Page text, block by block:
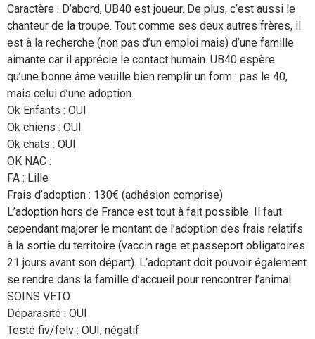
Caractère : D’abord, UB40 est joueur. De plus, c’est aussi le
chanteur de la troupe. Tout comme ses deux autres frères, il
est à la recherche (non pas d’un emploi mais) d’une famille
aimante car il apprécie le contact humain. UB40 espère
qu’une bonne âme veuille bien remplir un form : pas le 40,
mais celui d’une adoption.
Ok Enfants : OUI
Ok chiens : OUI
Ok chats : OUI
OK NAC :
FA : Lille
Frais d’adoption : 130€ (adhésion comprise)
L’adoption hors de France est tout à fait possible. Il faut
cependant majorer le montant de l’adoption des frais relatifs
à la sortie du territoire (vaccin rage et passeport obligatoires
21 jours avant son départ). L’adoptant doit pouvoir également
se rendre dans la famille d’accueil pour rencontrer l’animal.
SOINS VETO
Déparasité : OUI
Testé fiv/felv : OUI, négatif